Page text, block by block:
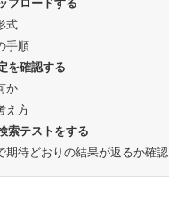
式
手順
を確認する
か
え方
索テストをする
期待どおりの結果が返るか確認